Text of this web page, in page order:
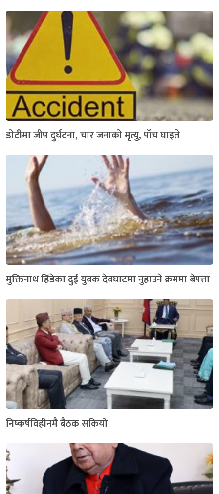
डोटीमा जीप दुर्घटना, चार जनाको मृत्यु, पाँच घाइते
मुक्तिनाथ हिँडेका दुई युवक देवघाटमा नुहाउने क्रममा बेपत्ता
निष्कर्षविहीनमै बैठक सकियो